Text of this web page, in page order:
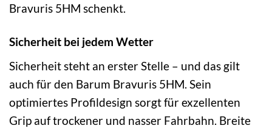
Bravuris 5HM schenkt.
Sicherheit bei jedem Wetter
Sicherheit steht an erster Stelle – und das gilt
auch für den Barum Bravuris 5HM. Sein
optimiertes Profildesign sorgt für exzellenten
Grip auf trockener und nasser Fahrbahn. Breite